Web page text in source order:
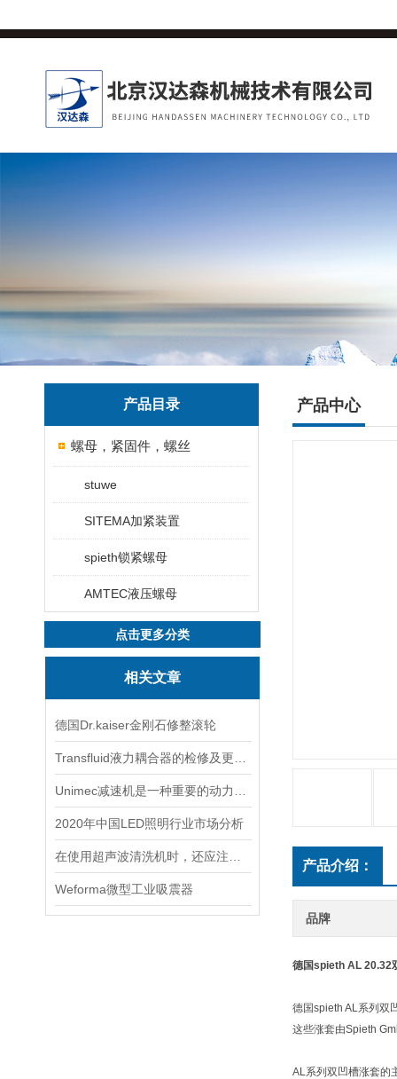
产品目录
螺母，紧固件，螺丝
stuwe
SITEMA加紧装置
spieth锁紧螺母
AMTEC液压螺母
点击更多分类
相关文章
德国Dr.kaiser金刚石修整滚轮
2020年中国LED照明行业市场分析
Weforma微型工业吸震器
产品中心
产品介绍：
品牌
德国spieth AL 20.32
德国spieth AL系列双
这些涨套由Spieth
AL系列双凹槽涨套的